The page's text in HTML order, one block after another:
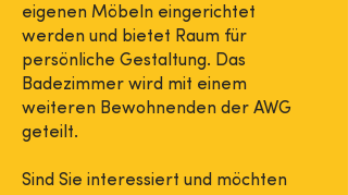
eigenen Möbeln eingerichtet
werden und bietet Raum für
persönliche Gestaltung. Das
Badezimmer wird mit einem
weiteren Bewohnenden der AWG
geteilt.
Sind Sie interessiert und möchten